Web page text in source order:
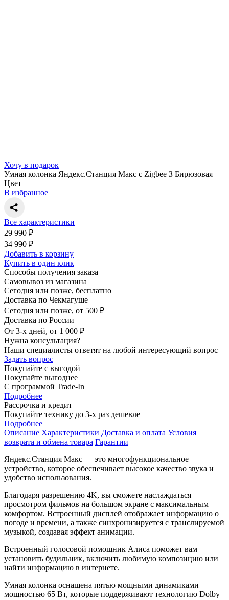
Хочу в подарок
Умная колонка Яндекс.Станция Макс с Zigbee З Бирюзовая
Цвет
В избранное
Все характеристики
29 990 ₽
34 990 ₽
Добавить в корзину
Купить в один клик
Способы получения заказа
Самовывоз из магазина
Сегодня или позже, бесплатно
Доставка по Чекмагуше
Сегодня или позже, от 500 ₽
Доставка по России
От 3-х дней, от 1 000 ₽
Нужна консультация?
Наши специалисты ответят на любой интересующий вопрос
Задать вопрос
Покупайте с выгодой
Покупайте выгоднее
С программой Trade-In
Подробнее
Рассрочка и кредит
Покупайте технику до 3-х раз дешевле
Подробнее
Описание Характеристики Доставка и оплата Условия
возврата и обмена товара Гарантии
Яндекс.Станция Макс — это многофункциональное
устройство, которое обеспечивает высокое качество звука и
удобство использования.
Благодаря разрешению 4K, вы сможете наслаждаться
просмотром фильмов на большом экране с максимальным
комфортом. Встроенный дисплей отображает информацию о
погоде и времени, а также синхронизируется с транслируемой
музыкой, создавая эффект анимации.
Встроенный голосовой помощник Алиса поможет вам
установить будильник, включить любимую композицию или
найти информацию в интернете.
Умная колонка оснащена пятью мощными динамиками
мощностью 65 Вт, которые поддерживают технологию Dolby